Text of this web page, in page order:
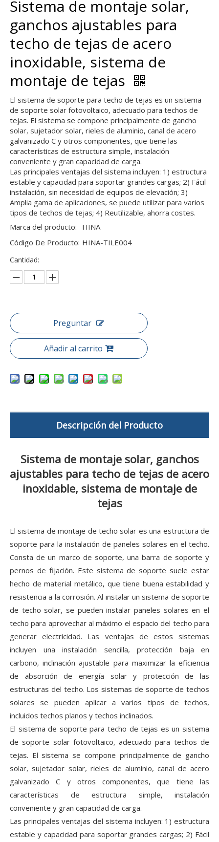
Sistema de montaje solar,
ganchos ajustables para
techo de tejas de acero
inoxidable, sistema de
montaje de tejas
El sistema de soporte para techo de tejas es un sistema
de soporte solar fotovoltaico, adecuado para techos de
tejas. El sistema se compone principalmente de gancho
solar, sujetador solar, rieles de aluminio, canal de acero
galvanizado C y otros componentes, que tiene las
características de estructura simple, instalación
conveniente y gran capacidad de carga.
Las principales ventajas del sistema incluyen: 1) estructura
estable y capacidad para soportar grandes cargas; 2) Fácil
instalación, sin necesidad de equipos de elevación; 3)
Amplia gama de aplicaciones, se puede utilizar para varios
tipos de techos de tejas; 4) Reutilizable, ahorra costes.
Marca del producto:
HINA
Código De Producto: HINA-TILE004
Cantidad:
Preguntar
Añadir al carrito
Descripción del Producto
Sistema de montaje solar, ganchos
ajustables para techo de tejas de acero
inoxidable, sistema de montaje de
tejas
El sistema de montaje de techo solar es una estructura de
soporte para la instalación de paneles solares en el techo.
Consta de un marco de soporte, una barra de soporte y
pernos de fijación. Este sistema de soporte suele estar
hecho de material metálico, que tiene buena estabilidad y
resistencia a la corrosión. Al instalar un sistema de soporte
de techo solar, se pueden instalar paneles solares en el
techo para aprovechar al máximo el espacio del techo para
generar electricidad. Las ventajas de estos sistemas
incluyen una instalación sencilla, protección baja en
carbono, inclinación ajustable para maximizar la eficiencia
de absorción de energía solar y protección de las
estructuras del techo. Los sistemas de soporte de techos
solares se pueden aplicar a varios tipos de techos,
incluidos techos planos y techos inclinados.
El sistema de soporte para techo de tejas es un sistema
de soporte solar fotovoltaico, adecuado para techos de
tejas. El sistema se compone principalmente de gancho
solar, sujetador solar, rieles de aluminio, canal de acero
galvanizado C y otros componentes, que tiene las
características de estructura simple, instalación
conveniente y gran capacidad de carga.
Las principales ventajas del sistema incluyen: 1) estructura
estable y capacidad para soportar grandes cargas; 2) Fácil